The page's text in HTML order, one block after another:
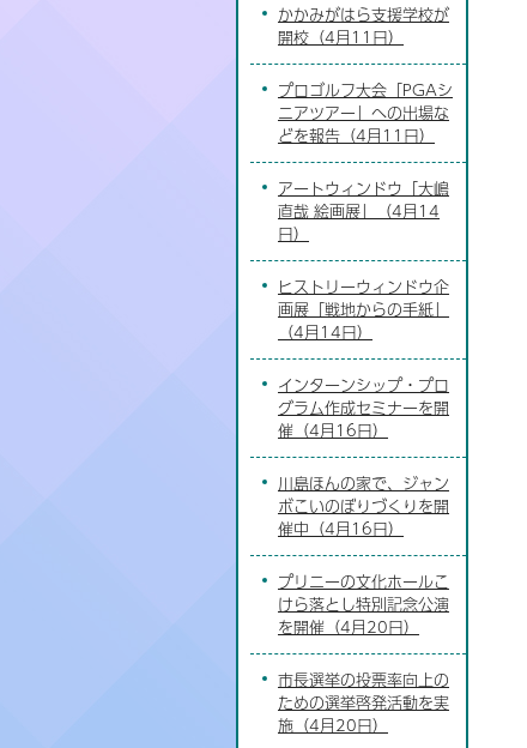
かかみがはら支援学校が
開校（4月11日）
プロゴルフ大会「PGAシ
ニアツアー」への出場な
どを報告（4月11日）
アートウィンドウ「大嶋
直哉 絵画展」（4月14
日）
ヒストリーウィンドウ企
画展「戦地からの手紙」
（4月14日）
インターンシップ・プロ
グラム作成セミナーを開
催（4月16日）
川島ほんの家で、ジャン
ボこいのぼりづくりを開
催中（4月16日）
プリニーの文化ホールこ
けら落とし特別記念公演
を開催（4月20日）
市長選挙の投票率向上の
ための選挙啓発活動を実
施（4月20日）